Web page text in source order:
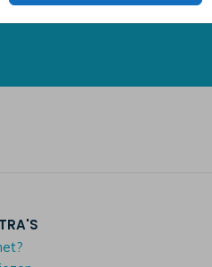
Mailen mag ook: